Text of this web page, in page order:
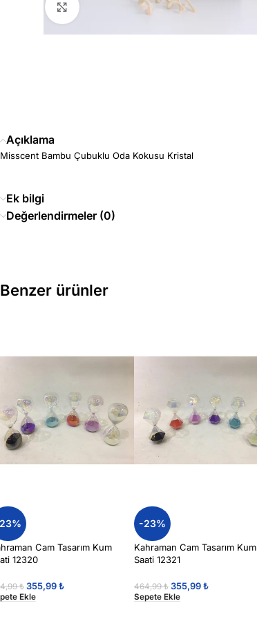
Büyütmek için tıklayın
Açıklama
Misscent Bambu Çubuklu Oda Kokusu Kristal
Ek bilgi
Değerlendirmeler (0)
Benzer ürünler
Cam Tasarım Kum
12320
₺ 355,99₺
Ekle
-23%
Kahraman Cam Tasarım Kum
Saati 12321
464,99₺ 355,99₺
Sepete Ekle